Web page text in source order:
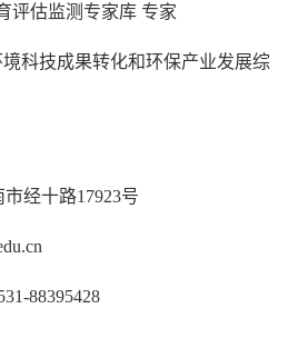
评估监测专家库 专家
科技成果转化和环保产业发展综
市经十路17923号
88395428